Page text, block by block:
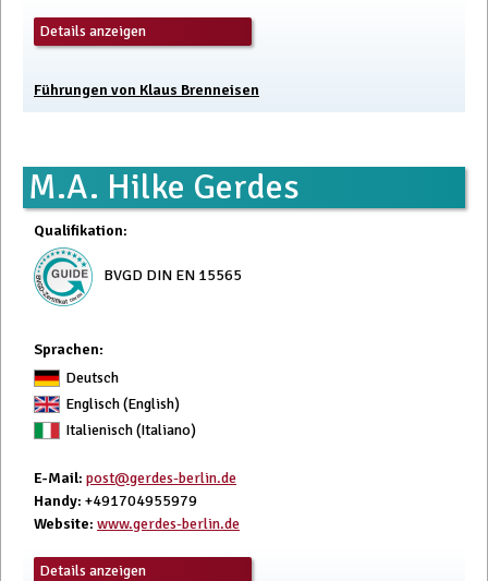
Details anzeigen
Führungen von Klaus Brenneisen
M.A. Hilke Gerdes
Qualifikation:
BVGD DIN EN 15565
Sprachen:
Deutsch
Englisch (English)
Italienisch (Italiano)
E-Mail: post@gerdes-berlin.de
Handy: +491704955979
Website: www.gerdes-berlin.de
Details anzeigen